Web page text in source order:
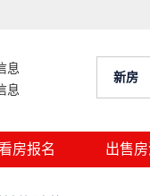
息
息
新房
房报名 出售